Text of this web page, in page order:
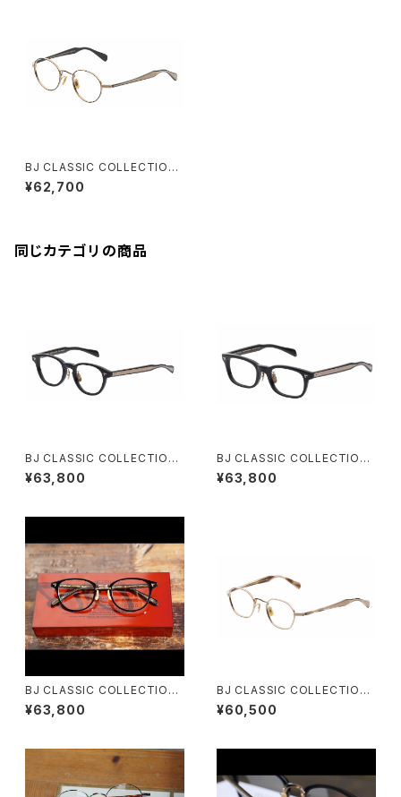
BJ CLASSIC COLLECTION
SH-PM114S 七宝あり SHINB
ARI 芯張り
¥62,700
同じカテゴリの商品
BJ CLASSIC COLLECTION
SH-CE569MP SHINBARI / C
RAFTSMAN EDITION
¥63,800
BJ CLASSIC COLLECTION
SH-CE503A MP SHINBARI /
CRAFTSMAN EDITION
¥63,800
BJ CLASSIC COLLECTION
SH-C548 SHINBARI / CRAF
TSMAN EDITION
¥63,800
BJ CLASSIC COLLECTION
SH-PM140 SHINBARI 芯張り
六角形 多角形 ヘキサゴン
¥60,500